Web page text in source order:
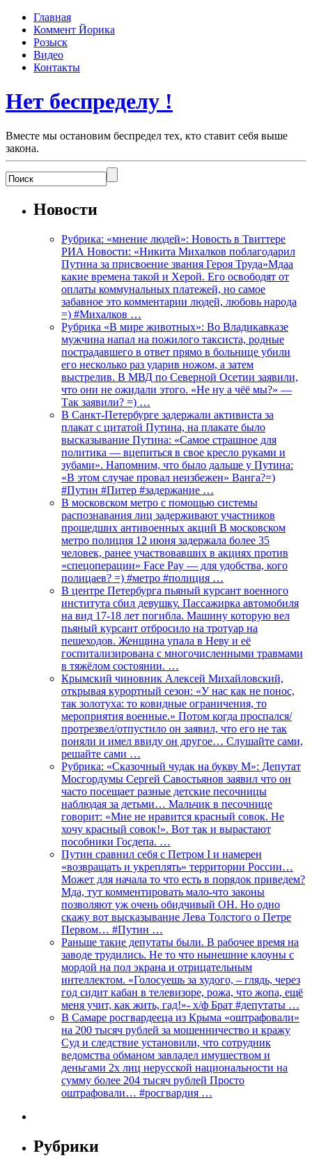
Главная
Коммент Йорика
Розыск
Видео
Контакты
Нет беспределу !
Вместе мы остановим беспредел тех, кто ставит себя выше
закона.
Новости
Рубрика: «мнение людей»: Новость в Твиттере
РИА Новости: «Никита Михалков поблагодарил
Путина за присвоение звания Героя Труда»Мдаа
какие времена такой и Херой. Его освободят от
оплаты коммунальных платежей, но самое
забавное это комментарии людей, любовь народа
=) #Михалков …
Рубрика «В мире животных»: Во Владикавказе
мужчина напал на пожилого таксиста, родные
пострадавшего в ответ прямо в больнице убили
его несколько раз ударив ножом, а затем
выстрелив. В МВД по Северной Осетии заявили,
что они не ожидали этого. «Не ну а чёё мы?» —
Так заявили? =) …
В Санкт-Петербурге задержали активиста за
плакат с цитатой Путина, на плакате было
высказывание Путина: «Самое страшное для
политика — вцепиться в свое кресло руками и
зубами». Напомним, что было дальше у Путина:
«В этом случае провал неизбежен» Ванга?=)
#Путин #Питер #задержание …
В московском метро с помощью системы
распознавания лиц задерживают участников
прошедших антивоенных акций В московском
метро полиция 12 июня задержала более 35
человек, ранее участвовавших в акциях против
«спецоперации» Face Pay — для удобства, кого
полицаев? =) #метро #полиция …
В центре Петербурга пьяный курсант военного
института сбил девушку. Пассажирка автомобиля
на вид 17-18 лет погибла. Машину которую вел
пьяный курсант отбросило на тротуар на
пешеходов. Женщина упала в Неву и её
госпитализирована с многочисленными травмами
в тяжёлом состоянии. …
Крымский чиновник Алексей Михайловский,
открывая курортный сезон: «У нас как не понос,
так золотуха: то ковидные ограничения, то
мероприятия военные.» Потом когда проспался/
протрезвел/отпустило он заявил, что его не так
поняли и имел ввиду он другое… Слушайте сами,
решайте сами …
Рубрика: «Сказочный чудак на букву М»: Депутат
Мосгордумы Сергей Савостьянов заявил что он
часто посещает разные детские песочницы
наблюдая за детьми… Мальчик в песочнице
говорит: «Мне не нравится красный совок. Не
хочу красный совок!». Вот так и вырастают
пособники Госдепа. …
Путин сравнил себя с Петром I и намерен
«возвращать и укреплять» территории России…
Может для начала то что есть в порядок приведем?
Мда, тут комментировать мало-что законы
позволяют уж очень обидчивый ОН. Но одно
скажу вот высказывание Лева Толстого о Петре
Первом… #Путин …
Раньше такие депутаты были. В рабочее время на
заводе трудились. Не то что нынешние клоуны с
мордой на пол экрана и отрицательным
интеллектом. «Голосуешь за худого, – глядь, через
год сидит кабан в телевизоре, рожа, что жопа, ещё
меня учит, как жить, гад!»- х/ф Брат #депутаты …
В Самаре росгвардееца из Крыма «оштрафовали»
на 200 тысяч рублей за мошенничество и кражу
Суд и следствие установили, что сотрудник
ведомства обманом завладел имуществом и
деньгами 2х лиц нерусской национальности на
сумму более 204 тысяч рублей Просто
оштрафовали… #росгвардия …
Рубрики